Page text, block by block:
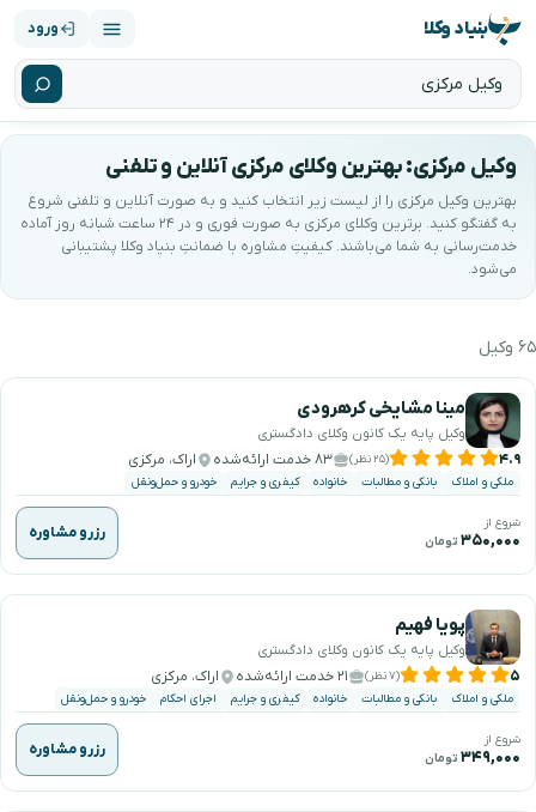
بنیاد وکلا ورود
وکیل مرکزی: بهترین وکلای مرکزی آنلاین و تلفنی
بهترین وکیل مرکزی را از لیست زیر انتخاب کنید و به صورت آنلاین و تلفنی شروع
به گفتگو کنید. برترین وکلای مرکزی به صورت فوری و در ۲۴ ساعت شبانه روز آماده
خدمت‌رسانی به شما می‌باشند. کیفیتِ مشاوره با ضمانتِ بنیاد وکلا پشتیبانی
می‌شود.
بهترین وکیل مرکزی را جستجو و انتخاب کنید
۶۵ وکیل
مینا مشایخی کرهرودی
وکیل پایه یک کانون وکلای دادگستری
۴.۹ (۲۵ نظر) ۸۳ خدمت ارائه‌شده اراک، مرکزی
ملکی و املاک بانکی و مطالبات خانواده کیفری و جرایم خودرو و حمل‌ونقل
شروع از
۳۵۰,۰۰۰ تومان رزرو مشاوره
پویا فهیم
وکیل پایه یک کانون وکلای دادگستری
۵ (۷ نظر) ۲۱ خدمت ارائه‌شده اراک، مرکزی
ملکی و املاک بانکی و مطالبات خانواده کیفری و جرایم اجرای احکام خودرو و حمل‌ونقل
شروع از
۳۴۹,۰۰۰ تومان رزرو مشاوره